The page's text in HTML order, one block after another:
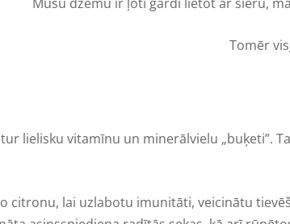
Tomēr
lielisku vitamīnu un minerālvielu „buķeti”.
citronu, lai uzlabotu imunitāti, veicinātu